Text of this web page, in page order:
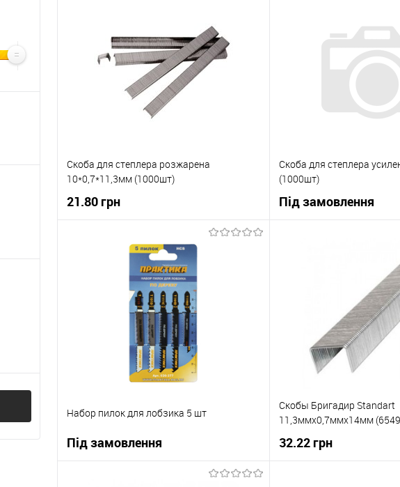
Скоба для степлера розжарена
10*0,7*11,3мм (1000шт)
21.80 грн
В корзину
Купити в 1 клік
До порівняння
В наявності
Скоба для степлера
(1000шт)
Під замовлення
Набор пилок для лобзика 5 шт
Під замовлення
Скобы Бригадир Standart
11,3ммх0,7ммх14мм
32.22 грн